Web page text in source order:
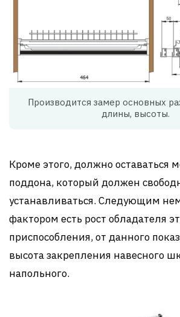
Производится замер основных
длины, высоты.
Кроме этого, должно оставаться
поддона, который должен
устанавливаться. Следующим
фактором есть рост обладателя
приспособления, от данного
высота закрепления навесного
напольного.